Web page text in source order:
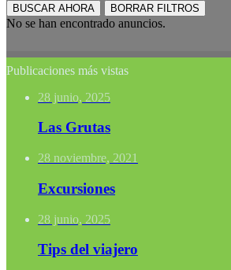
BUSCAR AHORA BORRAR FILTROS
No se han encontrado anuncios.
Publicaciones más vistas
28 junio, 2025
Las Grutas
28 noviembre, 2021
Excursiones
28 junio, 2025
Tips del viajero